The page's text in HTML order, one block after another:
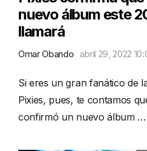
nuevo álbum este
llamará
Omar Obando abril 29, 2022
Si eres un gran fanático de
Pixies, pues, te contamos
confirmó un nuevo álbum …